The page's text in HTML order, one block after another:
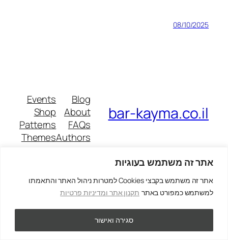
אתר זה משתמש בעוגיות
אתר זה משתמש בקבצי Cookies למטרות ניהול האתר והתאמתו
למשתמש כמפורט באתר תקנון אתר ומדיניות פרטיות
סגירה ואישור
08/10/2025
bar-kayma.co.il
Blog
About
FAQs
Authors
Events
Shop
Patterns
Themes
Twenty Twenty-Five
Designed withWordPress